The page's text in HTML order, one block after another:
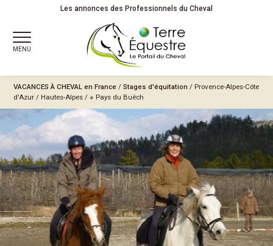
Les annonces des Professionnels du Cheval
MENU
VACANCES À CHEVALen France /Stages d'équitation / Provence-Alpes-Côte
d'Azur / Hautes-Alpes /※ Pays du Buëch